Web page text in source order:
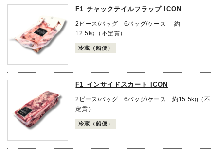
F1 チャックテイルフラップ ICON
2ピース/バッグ 6バッグ/ケース 約
12.5kg（不定貫）
冷蔵（船便）
F1 インサイドスカート ICON
2ピース/バッグ 6バッグ/ケース 約15.5kg（不
定貫）
冷蔵（船便）